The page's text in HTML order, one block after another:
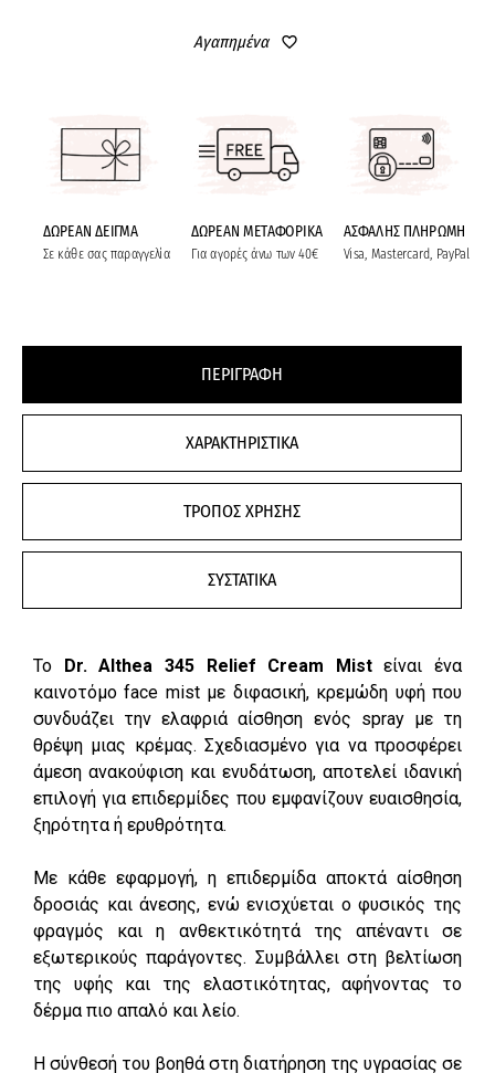
ΔΩΡΕΑΝ ΔΕΙΓΜΑ
Σε κάθε σας παραγγελία
ΔΩΡΕΑΝ ΜΕΤΑΦΟΡΙΚΑ
Για αγορές άνω των 40€
ΑΣΦΑΛΗΣ ΠΛΗΡΩΜΗ
Visa, Mastercard, PayPal
Αγαπημένα favorite_border
ΠΕΡΙΓΡΑΦΗ
ΧΑΡΑΚΤΗΡΙΣΤΙΚΑ
ΤΡΟΠΟΣ ΧΡΗΣΗΣ
ΣΥΣΤΑΤΙΚΑ
Το Dr. Althea 345 Relief Cream Mistείναι ένα
καινοτόμο face mist με διφασική, κρεμώδη υφή που
συνδυάζει την ελαφριά αίσθηση ενός spray με τη
θρέψη μιας κρέμας. Σχεδιασμένο για να προσφέρει
άμεση ανακούφιση και ενυδάτωση, αποτελεί ιδανική
επιλογή για επιδερμίδες που εμφανίζουν ευαισθησία,
ξηρότητα ή ερυθρότητα.
Με κάθε εφαρμογή, η επιδερμίδα αποκτά αίσθηση
δροσιάς και άνεσης, ενώ ενισχύεται ο φυσικός της
φραγμός και η ανθεκτικότητά της απέναντι σε
εξωτερικούς παράγοντες. Συμβάλλει στη βελτίωση
της υφής και της ελαστικότητας, αφήνοντας το
δέρμα πιο απαλό και λείο.
Η σύνθεσή του βοηθά στη διατήρηση της υγρασίας σε